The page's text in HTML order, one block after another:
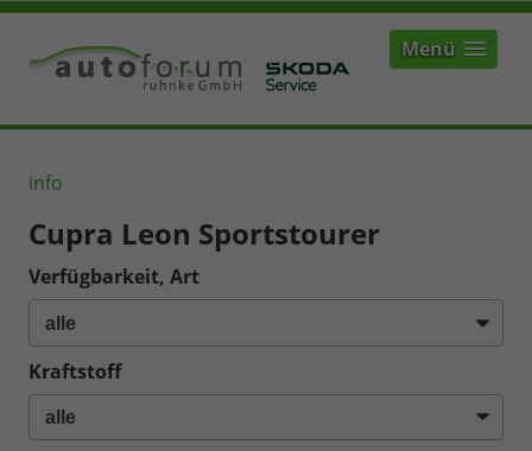
Menü
info
Cupra Leon Sportstourer
Verfügbarkeit, Art
Kraftstoff